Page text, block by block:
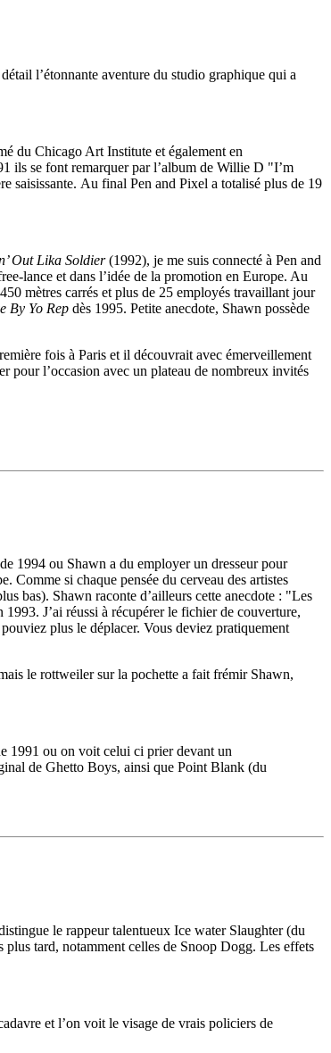
l’étonnante aventure du studio graphique qui a
du Chicago Art Institute et également en
ils se font remarquer par l’album de Willie D "I’m
saisissante. Au final Pen and Pixel a totalisé plus de 19
Out Lika Soldier(1992), je me suis connecté à Pen and
lance et dans l’idée de la promotion en Europe. Au
mètres carrés et plus de 25 employés travaillant jour
By Yo Rep dès 1995. Petite anecdote, Shawn possède
fois à Paris et il découvrait avec émerveillement
pour l’occasion avec un plateau de nombreux invités
de 1994 ou Shawn a du employer un dresseur pour
Comme si chaque pensée du cerveau des artistes
bas). Shawn raconte d’ailleurs cette anecdote : "Les
J’ai réussi à récupérer le fichier de couverture,
plus le déplacer. Vous deviez pratiquement
le rottweiler sur la pochette a fait frémir Shawn,
1991 ou on voit celui ci prier devant un
de Ghetto Boys, ainsi que Point Blank (du
le rappeur talentueux Ice water Slaughter (du
tard, notamment celles de Snoop Dogg. Les effets
et l’on voit le visage de vrais policiers de